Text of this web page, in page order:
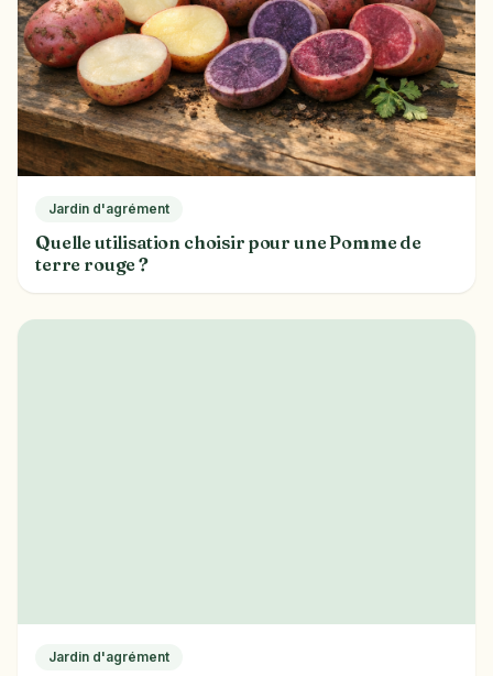
Jardin d'agrément
Quelle utilisation choisir pour une Pomme de
terre rouge ?
Jardin d'agrément